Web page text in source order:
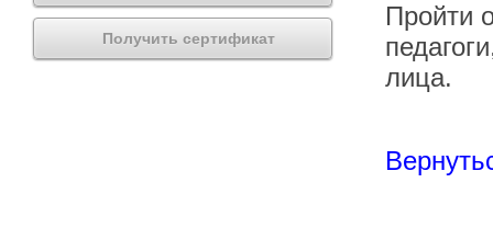
Получить сертификат
Пройти
лица.